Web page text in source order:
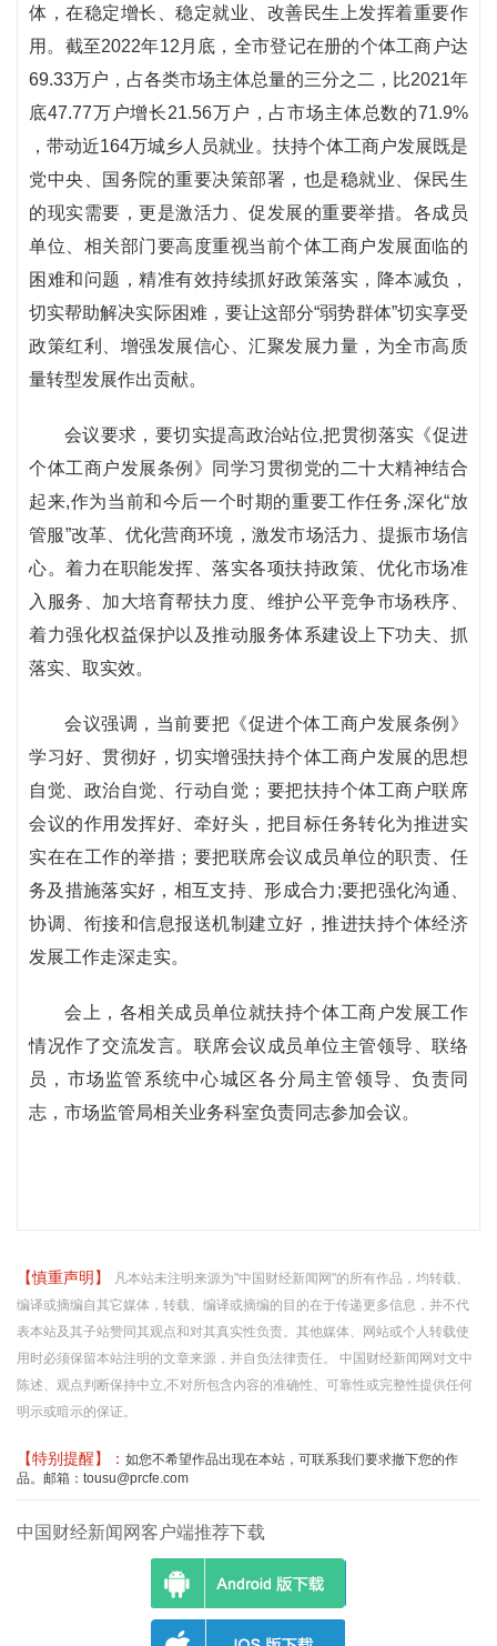
体，在稳定增长、稳定就业、改善民生上发挥着重要作
用。截至2022年12月底，全市登记在册的个体工商户达
69.33万户，占各类市场主体总量的三分之二，比2021年
底47.77万户增长21.56万户，占市场主体总数的71.9%
，带动近164万城乡人员就业。扶持个体工商户发展既是
党中央、国务院的重要决策部署，也是稳就业、保民生
的现实需要，更是激活力、促发展的重要举措。各成员
单位、相关部门要高度重视当前个体工商户发展面临的
困难和问题，精准有效持续抓好政策落实，降本减负，
切实帮助解决实际困难，要让这部分“弱势群体”切实享受
政策红利、增强发展信心、汇聚发展力量，为全市高质
量转型发展作出贡献。
会议要求，要切实提高政治站位,把贯彻落实《促进
个体工商户发展条例》同学习贯彻党的二十大精神结合
起来,作为当前和今后一个时期的重要工作任务,深化“放
管服”改革、优化营商环境，激发市场活力、提振市场信
心。着力在职能发挥、落实各项扶持政策、优化市场准
入服务、加大培育帮扶力度、维护公平竞争市场秩序、
着力强化权益保护以及推动服务体系建设上下功夫、抓
落实、取实效。
会议强调，当前要把《促进个体工商户发展条例》
学习好、贯彻好，切实增强扶持个体工商户发展的思想
自觉、政治自觉、行动自觉；要把扶持个体工商户联席
会议的作用发挥好、牵好头，把目标任务转化为推进实
实在在工作的举措；要把联席会议成员单位的职责、任
务及措施落实好，相互支持、形成合力;要把强化沟通、
协调、衔接和信息报送机制建立好，推进扶持个体经济
发展工作走深走实。
会上，各相关成员单位就扶持个体工商户发展工作
情况作了交流发言。联席会议成员单位主管领导、联络
员，市场监管系统中心城区各分局主管领导、负责同
志，市场监管局相关业务科室负责同志参加会议。
【慎重声明】
凡本站未注明来源为"中国财经新闻网"的所有作品，均转载、
编译或摘编自其它媒体，转载、编译或摘编的目的在于传递更多信息，并不代
表本站及其子站赞同其观点和对其真实性负责。其他媒体、网站或个人转载使
用时必须保留本站注明的文章来源，并自负法律责任。 中国财经新闻网对文中
陈述、观点判断保持中立,不对所包含内容的准确性、可靠性或完整性提供任何
明示或暗示的保证。
【特别提醒】： 如您不希望作品出现在本站，可联系我们要求撤下您的作
品。邮箱：tousu@prcfe.com
中国财经新闻网客户端推荐下载